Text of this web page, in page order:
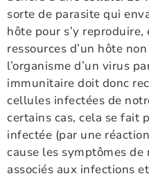
sorte de parasite qui
hôte pour s’y
ressources d’un hôte
l’organisme d’un virus
immunitaire doit donc
cellules infectées de
certains cas, cela se fait
infectée (par une
cause les symptômes
associés aux infections